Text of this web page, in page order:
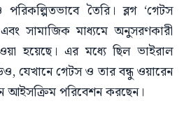
তৈরি। ব্লগ ‘গেটস
সামাজিক মাধ্যমে অনুসরণকারী
হয়েছে। এর মধ্যে ছিল ভাইরাল
যেখানে গেটস ও তার বন্ধু ওয়ারেন
আইসক্রিম পরিবেশন করছেন।